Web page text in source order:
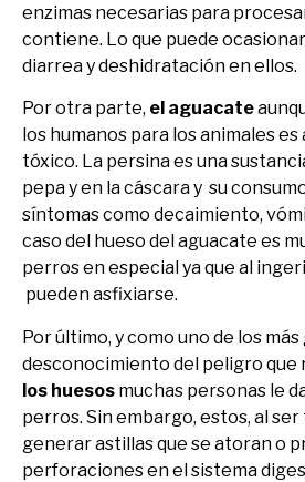
enzimas necesarias para
contiene. Lo que puede
diarrea y deshidratación en ellos.
Por otra parte, el aguacate
los humanos para los animales
tóxico. La persina es una
pepa y en la cáscara y su
síntomas como decaimiento,
caso del hueso del aguacate es
perros en especial ya que al
pueden asfixiarse.
Por último, y como uno de los
desconocimiento del peligro
los huesos muchas personas le
perros. Sin embargo, estos, al
generar astillas que se atoran o
perforaciones en el sistema